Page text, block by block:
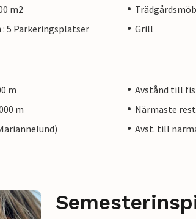
m2
5 Parkeringsplatser
Grill
m
Avstånd till
m
Närmaste
Avst. till